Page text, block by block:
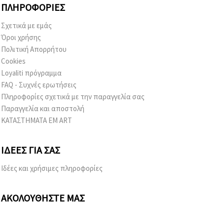
ΠΛΗΡΟΦΟΡΊΕΣ
Σχετικά με εμάς
Όροι χρήσης
Πολιτική Απορρήτου
Cookies
Loyaliti πρόγραμμα
FAQ - Συχνές ερωτήσεις
Πληροφορίες σχετικά με την παραγγελία σας
Παραγγελία και αποστολή
ΚΑΤΑΣΤΗΜΑΤΑ EM ART
ΙΔΈΕΣ ΓΙΑ ΣΑΣ
Ιδέες και χρήσιμες πληροφορίες
ΑΚΟΛΟΥΘΉΣΤΕ ΜΑΣ